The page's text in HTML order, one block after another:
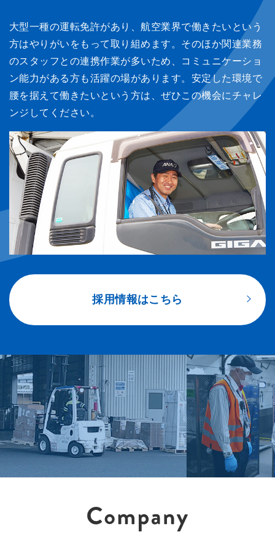
大型一種の運転免許があり、航空業界で働きたいという
方はやりがいをもって取り組めます。そのほか関連業務
のスタッフとの連携作業が多いため、コミュニケーショ
ン能力がある方も活躍の場があります。安定した環境で
腰を据えて働きたいという方は、ぜひこの機会にチャレ
ンジしてください。
採用情報はこちら